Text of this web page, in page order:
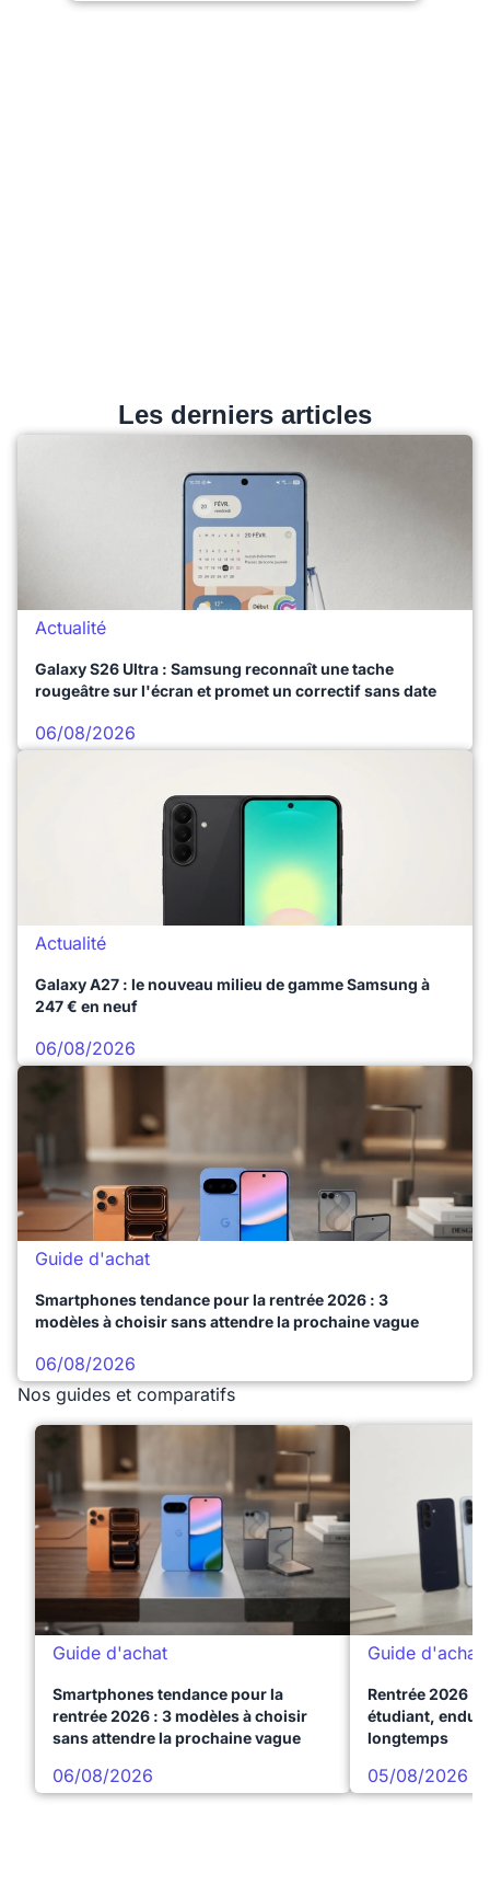
Les derniers articles
Actualité
Galaxy S26 Ultra : Samsung reconnaît une tache
rougeâtre sur l'écran et promet un correctif sans date
06/08/2026
Actualité
Galaxy A27 : le nouveau milieu de gamme Samsung à
247 € en neuf
06/08/2026
Guide d'achat
Smartphones tendance pour la rentrée 2026 : 3
modèles à choisir sans attendre la prochaine vague
06/08/2026
Nos guides et comparatifs
Guide d'achat
Smartphones tendance pour la
rentrée 2026 : 3 modèles à choisir
sans attendre la prochaine vague
06/08/2026
Guide d'achat
Rentrée 2026 :
étudiant,
longtemps
05/08/2026